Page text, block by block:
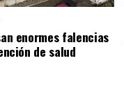
enormes falencias
de salud